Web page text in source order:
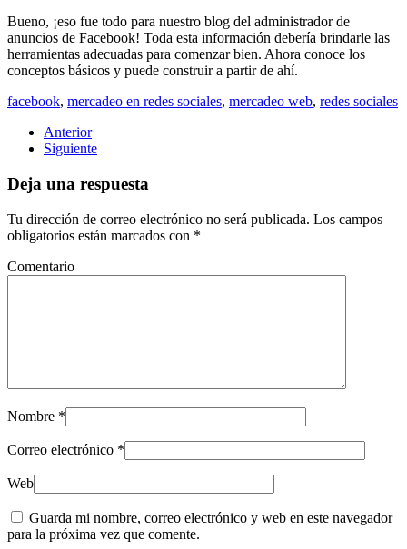
Bueno, ¡eso fue todo para nuestro blog del administrador de
anuncios de Facebook! Toda esta información debería brindarle las
herramientas adecuadas para comenzar bien. Ahora conoce los
conceptos básicos y puede construir a partir de ahí.
facebook, mercadeo en redes sociales, mercadeo web, redes sociales
Anterior
Siguiente
Deja una respuesta
Tu dirección de correo electrónico no será publicada. Los campos
obligatorios están marcados con *
Comentario
Nombre *
Correo electrónico *
Web
Guarda mi nombre, correo electrónico y web en este navegador
para la próxima vez que comente.